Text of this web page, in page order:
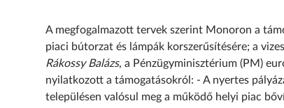
A megfogalmazott tervek szerint Monoron a
piaci bútor­zat és lámpák korszerűsítésére; a
Rákossy Balázs, a Pénzügyminisztérium (PM)
nyilatkozott a támogatásokról: - A nyertes
településen valósul meg a működő helyi piac